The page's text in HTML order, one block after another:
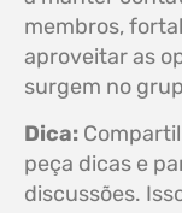
membros,
aproveitar as
surgem no
Dica:
peça dicas e
discussões.